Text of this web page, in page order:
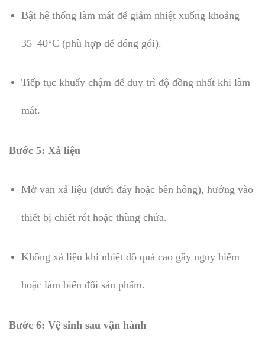
Bật hệ thống làm mát để giảm nhiệt xuống khoảng
35–40°C (phù hợp để đóng gói).
Tiếp tục khuấy chậm để duy trì độ đồng nhất khi làm
mát.
Bước 5: Xả liệu
Mở van xả liệu (dưới đáy hoặc bên hông), hướng vào
thiết bị chiết rót hoặc thùng chứa.
Không xả liệu khi nhiệt độ quá cao gây nguy hiểm
hoặc làm biến đổi sản phẩm.
Bước 6: Vệ sinh sau vận hành